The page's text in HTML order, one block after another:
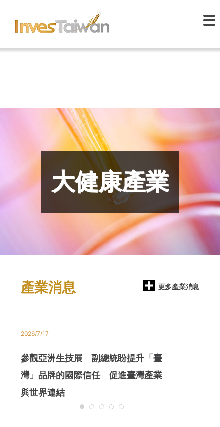
大健康產業
產業消息 更多產業消息
2026/7/17
參觀亞洲生技展 副總統盼提升「臺
灣」品牌的國際信任 促進臺灣產業
與世界連結